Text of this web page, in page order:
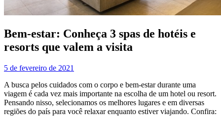
Bem-estar: Conheça 3 spas de hotéis e
resorts que valem a visita
5 de fevereiro de 2021
A busca pelos cuidados com o corpo e bem-estar durante uma
viagem é cada vez mais importante na escolha de um hotel ou resort.
Pensando nisso, selecionamos os melhores lugares e em diversas
regiões do país para você relaxar enquanto estiver viajando. Confira: